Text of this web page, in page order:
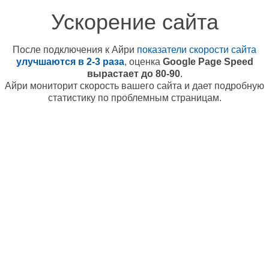
Ускорение сайта
После подключения к Айри показатели скорости сайта
улучшаются в 2-3 раза, оценка Google Page Speed
вырастает до 80-90.
Айри мониторит скорость вашего сайта и дает подробную
статистику по проблемным страницам.